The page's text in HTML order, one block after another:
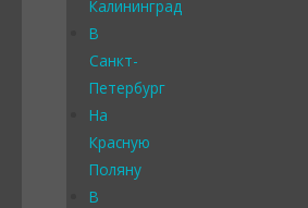
Калининград
В
Санкт-
Петербург
На
Красную
Поляну
В